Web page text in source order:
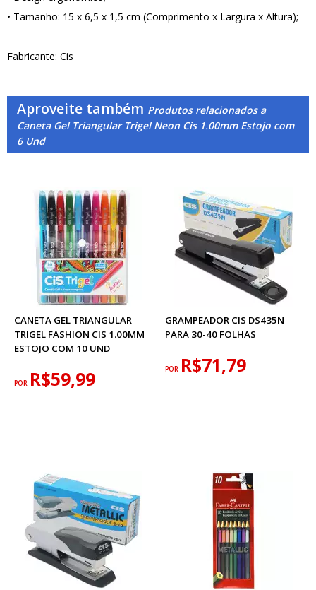
• Tamanho: 15 x 6,5 x 1,5 cm (Comprimento x Largura x Altura);
Fabricante: Cis
Aproveite também Produtos relacionados a
Caneta Gel Triangular Trigel Neon Cis 1.00mm Estojo com
6 Und
CANETA GEL TRIANGULAR
TRIGEL FASHION CIS 1.00MM
ESTOJO COM 10 UND
POR R$59,99
GRAMPEADOR CIS DS435N
PARA 30-40 FOLHAS
POR R$71,79